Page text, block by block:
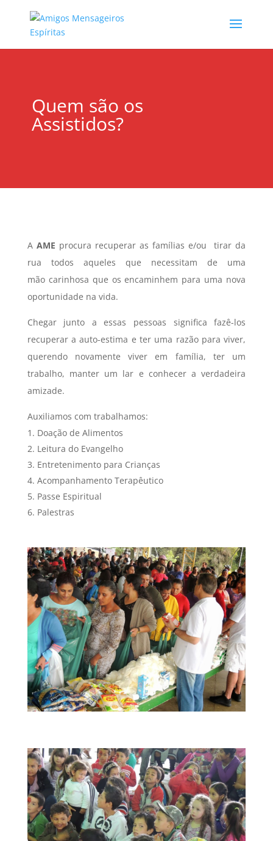
Quem são os
Assistidos?
A AME procura recuperar as famílias e/ou tirar da
rua todos aqueles que necessitam de uma
mão carinhosa que os encaminhem para uma nova
oportunidade na vida.
Chegar junto a essas pessoas significa fazê-los
recuperar a auto-estima e ter uma razão para viver,
querendo novamente viver em família, ter um
trabalho, manter um lar e conhecer a verdadeira
amizade.
Auxiliamos com trabalhamos:
Doação de Alimentos
Leitura do Evangelho
Entretenimento para Crianças
Acompanhamento Terapêutico
Passe Espiritual
Palestras